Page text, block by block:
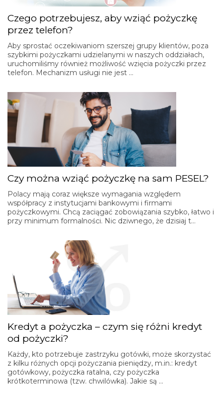
Czego potrzebujesz, aby wziąć pożyczkę
przez telefon?
Aby sprostać oczekiwaniom szerszej grupy klientów, poza
szybkimi pożyczkami udzielanymi w naszych oddziałach,
uruchomiliśmy również możliwość wzięcia pożyczki przez
telefon. Mechanizm usługi nie jest …
Czy można wziąć pożyczkę na sam PESEL?
Polacy mają coraz większe wymagania względem
współpracy z instytucjami bankowymi i firmami
pożyczkowymi. Chcą zaciągać zobowiązania szybko, łatwo i
przy minimum formalności. Nic dziwnego, że dzisiaj t…
Kredyt a pożyczka – czym się różni kredyt
od pożyczki?
Każdy, kto potrzebuje zastrzyku gotówki, może skorzystać
z kilku różnych opcji pożyczania pieniędzy, m.in.: kredyt
gotówkowy, pożyczka ratalna, czy pożyczka
krótkoterminowa (tzw. chwilówka). Jakie są …